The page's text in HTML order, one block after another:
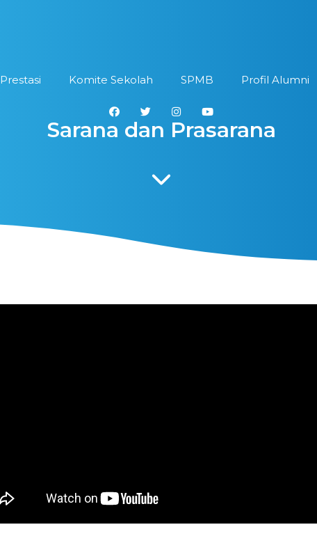
Prestasi Komite Sekolah SPMB Profil Alumni
Sarana dan Prasarana